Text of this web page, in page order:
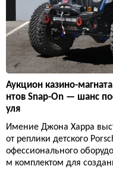
Аукцион казино-
нтов Snap-On — шанс
уля
Имение Джона Харра
от реплики детского
офессионального
м комплектом для